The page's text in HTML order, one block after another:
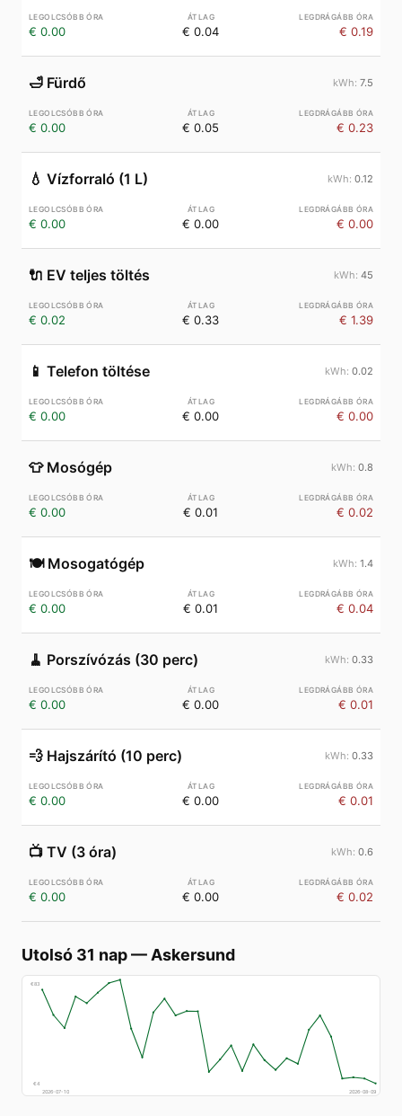
€ 0.00 € 0.04 € 0.19
🛁 Fürdő 7.5
€ 0.00 € 0.05 € 0.23
💧 Vízforraló (1 L) 0.12
€ 0.00 € 0.00 € 0.00
🔌 EV teljes töltés 45
€ 0.02 € 0.33 € 1.39
📱 Telefon töltése 0.02
€ 0.00 € 0.00 € 0.00
👕 Mosógép 0.8
€ 0.00 € 0.01 € 0.02
🍽️ Mosogatógép 1.4
€ 0.00 € 0.01 € 0.04
🧹 Porszívózás (30 perc) 0.33
€ 0.00 € 0.00 € 0.01
💨 Hajszárító (10 perc) 0.33
€ 0.00 € 0.00 € 0.01
📺 TV (3 óra) 0.6
€ 0.00 € 0.00 € 0.02
Utolsó 31 nap— Askersund
€83
€4
2026-07-10
2026-08-09